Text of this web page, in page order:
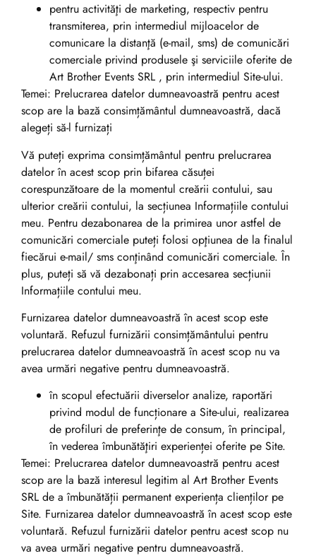
pentru activităţi de marketing, respectiv pentru
transmiterea, prin intermediul mijloacelor de
comunicare la distanţă (e-mail, sms) de comunicări
comerciale privind produsele şi serviciile oferite de
Art Brother Events SRL , prin intermediul Site-ului.
Temei: Prelucrarea datelor dumneavoastră pentru acest
scop are la bază consimțământul dumneavoastră, dacă
alegeți să-l furnizați
Vă puteți exprima consimțământul pentru prelucrarea
datelor în acest scop prin bifarea căsuței
corespunzătoare de la momentul creării contului, sau
ulterior creării contului, la secțiunea Informațiile contului
meu. Pentru dezabonarea de la primirea unor astfel de
comunicări comerciale puteți folosi opţiunea de la finalul
fiecărui e-mail/ sms conţinând comunicări comerciale. În
plus, puteți să vă dezabonați prin accesarea secțiunii
Informațiile contului meu.
Furnizarea datelor dumneavoastră în acest scop este
voluntară. Refuzul furnizării consimțământului pentru
prelucrarea datelor dumneavoastră în acest scop nu va
avea urmări negative pentru dumneavoastră.
în scopul efectuării diverselor analize, raportări
privind modul de funcționare a Site-ului, realizarea
de profiluri de preferinţe de consum, în principal,
în vederea îmbunătăţiri experienței oferite pe Site.
Temei: Prelucrarea datelor dumneavoastră pentru acest
scop are la bază interesul legitim al Art Brother Events
SRL de a îmbunătății permanent experiența clienților pe
Site. Furnizarea datelor dumneavoastră în acest scop este
voluntară. Refuzul furnizării datelor pentru acest scop nu
va avea urmări negative pentru dumneavoastră.